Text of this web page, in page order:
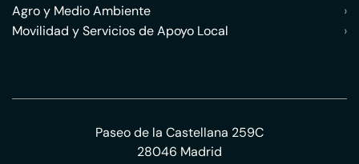
Agro y Medio Ambiente
›
Movilidad y Servicios de Apoyo Local
›
Paseo de la Castellana 259C
28046 Madrid